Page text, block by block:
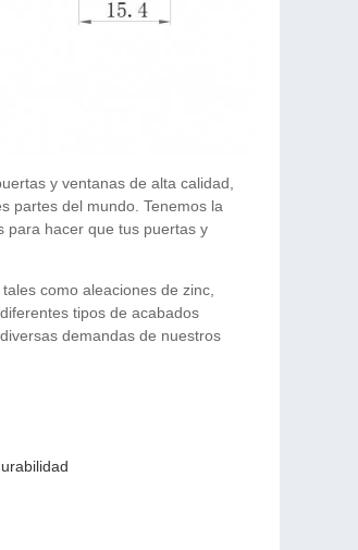
y ventanas de alta calidad,
partes del mundo. Tenemos la
para hacer que tus puertas y
como aleaciones de zinc,
tipos de acabados
demandas de nuestros